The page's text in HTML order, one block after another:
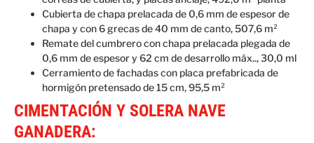
Cubierta de chapa prelacada de 0,6 mm de espesor de
chapa y con 6 grecas de 40 mm de canto, 507,6 m²
Remate del cumbrero con chapa prelacada plegada de
0,6 mm de espesor y 62 cm de desarrollo máx.., 30,0 ml
Cerramiento de fachadas con placa prefabricada de
hormigón pretensado de 15 cm, 95,5 m²
CIMENTACIÓN Y SOLERA NAVE
GANADERA: